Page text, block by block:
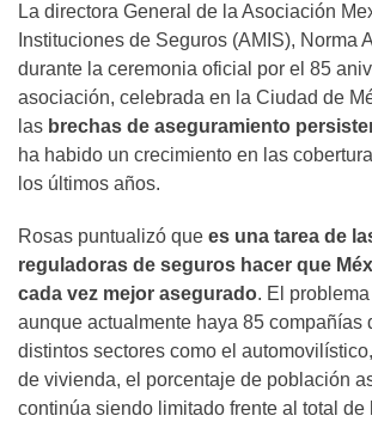
La directora General de la Asociación
Instituciones de Seguros (AMIS), Norma
durante la ceremonia oficial por el 85
asociación, celebrada en la Ciudad de
las brechas de aseguramiento
ha habido un crecimiento en las
los últimos años.
Rosas puntualizó que es una tarea de
reguladoras de seguros hacer que
cada vez mejor asegurado. El
aunque actualmente haya 85 compañías
distintos sectores como el
de vivienda, el porcentaje de población
continúa siendo limitado frente al total de